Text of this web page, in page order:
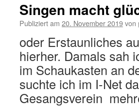
Singen macht
Publiziert am 20. November 2019von
oder Erstaunliches
hierher. Damals sah
im Schaukasten an
suchte ich im I-Net
Gesangsverein